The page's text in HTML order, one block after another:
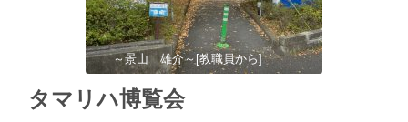
～景山 雄介～[教職員から]
タマリハ博覧会